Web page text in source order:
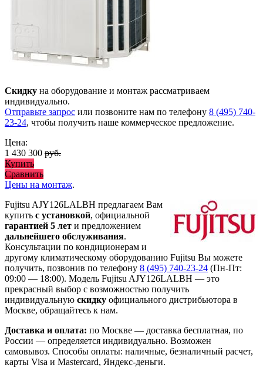
Скидку на оборудование и монтаж рассматриваем
индивидуально.
Отправьте запрос или позвоните нам по телефону 8 (495) 740-
23-24, чтобы получить наше коммерческое предложение.
Цена:
1 430 300 руб.
Купить
Сравнить
Цены на монтаж.
Fujitsu AJY126LALBH предлагаем Вам
купить с установкой, официальной
гарантией 5 лет и предложением
дальнейшего обслуживания.
Консультации по кондиционерам и
другому климатическому оборудованию Fujitsu Вы можете
получить, позвонив по телефону 8 (495) 740-23-24 (Пн-Пт:
09:00 — 18:00). Модель Fujitsu AJY126LALBH — это
прекрасный выбор с возможностью получить
индивидуальную скидку официального дистрибьютора в
Москве, обращайтесь к нам.
Доставка и оплата: по Москве — доставка бесплатная, по
России — определяется индивидуально. Возможен
самовывоз. Способы оплаты: наличные, безналичный расчет,
карты Visa и Mastercard, Яндекс-деньги.